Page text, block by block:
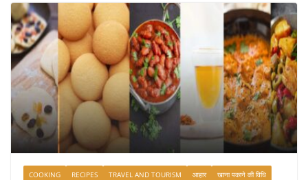
COOKING RECIPES TRAVEL AND TOURISM आहार
खाना पकाने की विधि